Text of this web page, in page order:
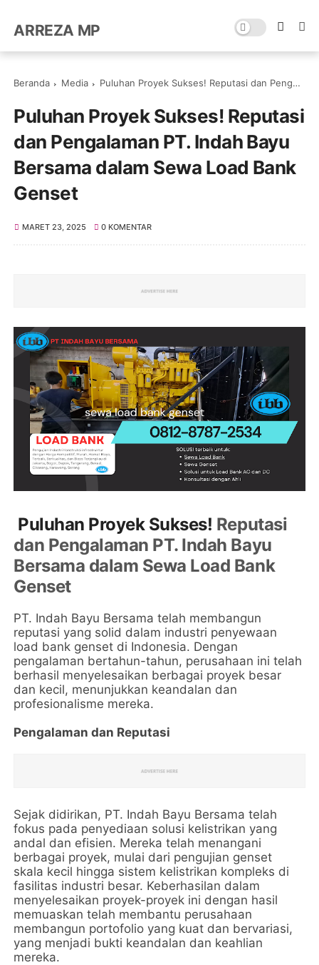
ARREZA MP
Beranda Media Puluhan Proyek Sukses! Reputasi dan Pengalaman PT. Indah Bayu Bersama dalam Sewa Load Bank Genset
Puluhan Proyek Sukses! Reputasi
dan Pengalaman PT. Indah Bayu
Bersama dalam Sewa Load Bank
Genset
MARET 23, 2025 0 KOMENTAR
Puluhan Proyek Sukses! Reputasi
dan Pengalaman PT. Indah Bayu
Bersama dalam Sewa Load Bank
Genset
PT. Indah Bayu Bersama telah membangun
reputasi yang solid dalam industri penyewaan
load bank genset di Indonesia. Dengan
pengalaman bertahun-tahun, perusahaan ini telah
berhasil menyelesaikan berbagai proyek besar
dan kecil, menunjukkan keandalan dan
profesionalisme mereka.
Pengalaman dan Reputasi
Sejak didirikan, PT. Indah Bayu Bersama telah
fokus pada penyediaan solusi kelistrikan yang
andal dan efisien. Mereka telah menangani
berbagai proyek, mulai dari pengujian genset
skala kecil hingga sistem kelistrikan kompleks di
fasilitas industri besar. Keberhasilan dalam
menyelesaikan proyek-proyek ini dengan hasil
memuaskan telah membantu perusahaan
membangun portofolio yang kuat dan bervariasi,
yang menjadi bukti keandalan dan keahlian
mereka.